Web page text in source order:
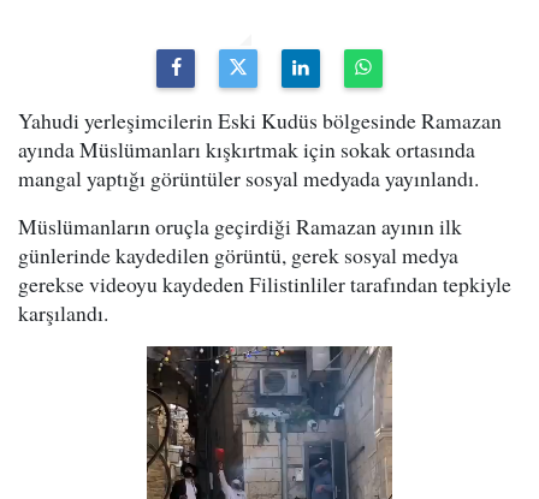
Yahudi yerleşimcilerin Eski Kudüs bölgesinde Ramazan
ayında Müslümanları kışkırtmak için sokak ortasında
mangal yaptığı görüntüler sosyal medyada yayınlandı.
Müslümanların oruçla geçirdiği Ramazan ayının ilk
günlerinde kaydedilen görüntü, gerek sosyal medya
gerekse videoyu kaydeden Filistinliler tarafından tepkiyle
karşılandı.